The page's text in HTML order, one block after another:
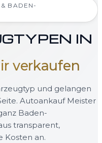
BADEN-
IN
verkaufen
und gelangen
Autoankauf Meister
Baden-
transparent,
Kosten an.